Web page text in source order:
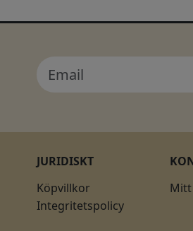
JURIDISKT
Köpvillkor
Integritetspolicy